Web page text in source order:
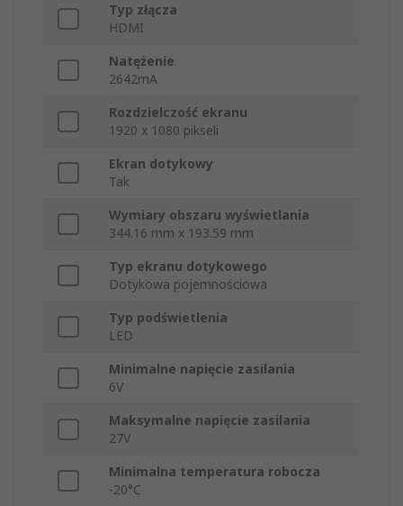
Typ złącza
HDMI
Natężenie
2642mA
Rozdzielczość ekranu
1920 x 1080 pikseli
Ekran dotykowy
Tak
Wymiary obszaru wyświetlania
344.16 mm x 193.59 mm
Typ ekranu dotykowego
Dotykowa pojemnościowa
Typ podświetlenia
LED
Minimalne napięcie zasilania
6V
Maksymalne napięcie zasilania
27V
Minimalna temperatura robocza
-20°C